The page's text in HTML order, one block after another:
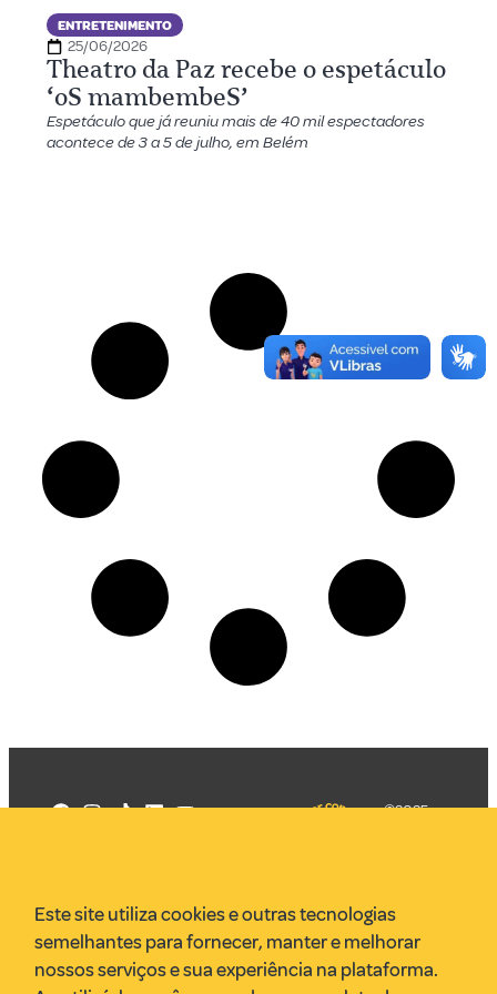
ENTRETENIMENTO
25/06/2026
Theatro da Paz recebe o espetáculo
‘oS mambembeS’
Espetáculo que já reuniu mais de 40 mil espectadores
acontece de 3 a 5 de julho, em Belém
VR Assessoria
Parcerias
Envie uma pauta
©2025
Este site utiliza cookies e outras tecnologias
semelhantes para fornecer, manter e melhorar
nossos serviços e sua experiência na plataforma.